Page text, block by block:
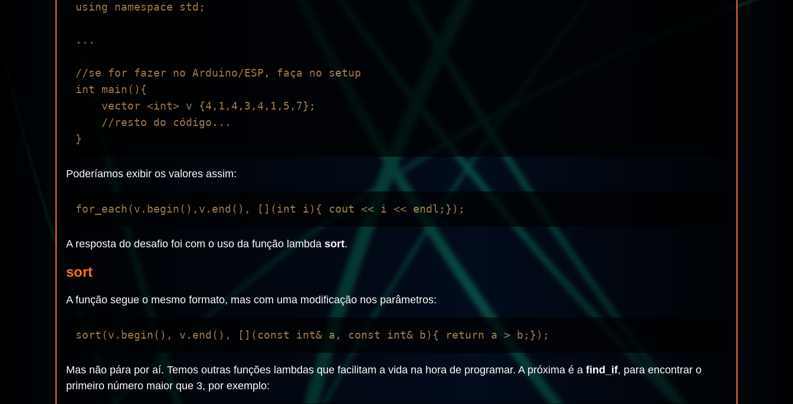
using namespace std;
...
//se for fazer no Arduino/ESP, faça no setup
int main(){
Poderíamos exibir os valores assim:
A resposta do desafio foi com o uso da função lambda sort.
sort
A função segue o mesmo formato, mas com uma modificação nos parâmetros:
Mas não pára por aí. Temos outras funções lambdas que facilitam a vida na hora de programar. A próxima é a find_if, para encontrar o
primeiro número maior que 3, por exemplo: